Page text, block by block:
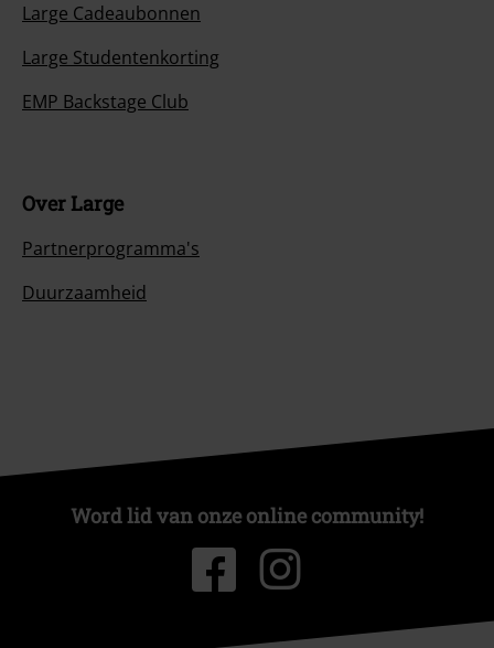
Large Cadeaubonnen
Large Studentenkorting
EMP Backstage Club
Over Large
Partnerprogramma's
Duurzaamheid
Word lid van onze online community!